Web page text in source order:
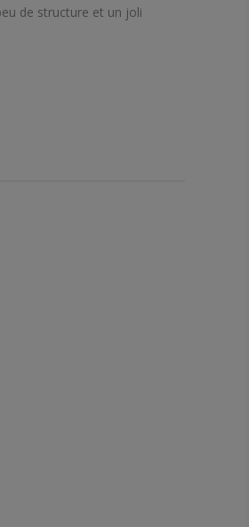
de structure et un joli